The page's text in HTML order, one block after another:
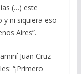
(…) este
ni siquiera eso
Aires”.
Juan Cruz
“¡Primero